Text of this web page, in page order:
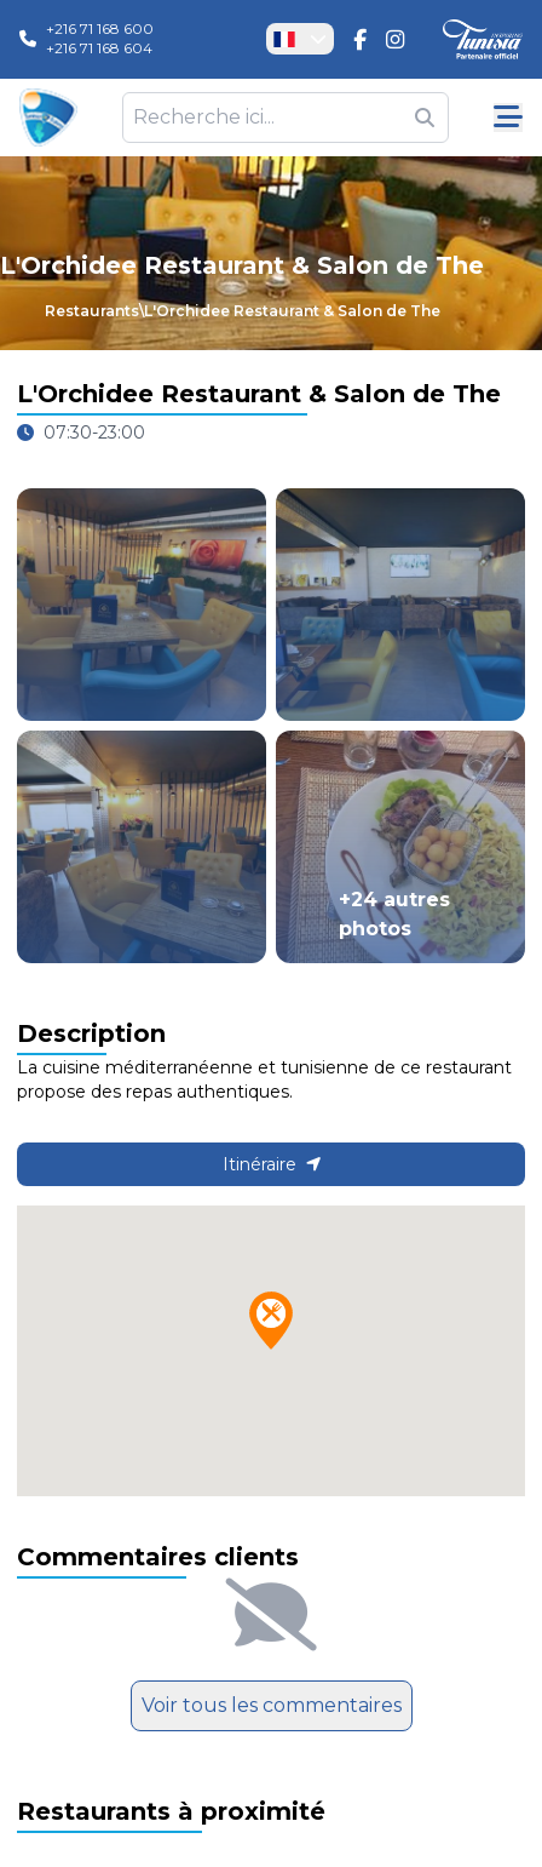
+216 71 168 600
+216 71 168 604
L'Orchidee Restaurant & Salon de The
Restaurants\L'Orchidee Restaurant & Salon de The
L'Orchidee Restaurant & Salon de The
07:30-23:00
+24 autres
photos
Description
La cuisine méditerranéenne et tunisienne de ce restaurant
propose des repas authentiques.
Itinéraire
Commentaires clients
Voir tous les commentaires
Restaurants à proximité